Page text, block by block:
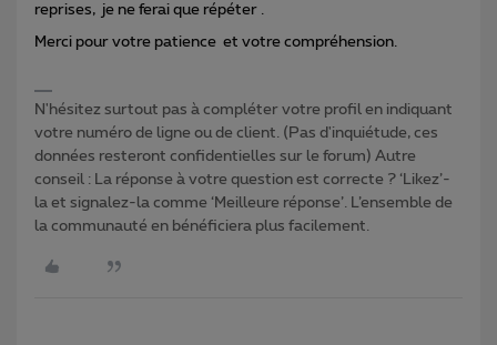
reprises, je ne ferai que répéter .
Merci pour votre patience et votre compréhension.
N'hésitez surtout pas à compléter votre profil en indiquant
votre numéro de ligne ou de client. (Pas d'inquiétude, ces
données resteront confidentielles sur le forum) Autre
conseil : La réponse à votre question est correcte ? ‘Likez’-
la et signalez-la comme ‘Meilleure réponse’. L’ensemble de
la communauté en bénéficiera plus facilement.